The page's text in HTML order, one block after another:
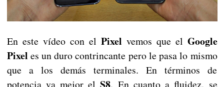
En este vídeo con el Pixel vemos que el Google
Pixel es un duro contrincante pero le pasa lo mismo
que a los demás terminales. En términos de